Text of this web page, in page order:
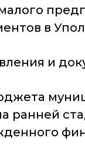
малого
в
и
ранней